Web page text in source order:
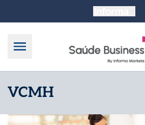
VCMH